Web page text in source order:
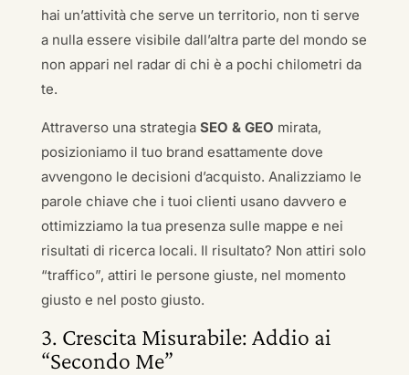
hai un’attività che serve un territorio, non ti serve
a nulla essere visibile dall’altra parte del mondo se
non appari nel radar di chi è a pochi chilometri da
te.
Attraverso una strategia SEO & GEO mirata,
posizioniamo il tuo brand esattamente dove
avvengono le decisioni d’acquisto. Analizziamo le
parole chiave che i tuoi clienti usano davvero e
ottimizziamo la tua presenza sulle mappe e nei
risultati di ricerca locali. Il risultato? Non attiri solo
“traffico”, attiri le persone giuste, nel momento
giusto e nel posto giusto.
3. Crescita Misurabile: Addio ai
“Secondo Me”